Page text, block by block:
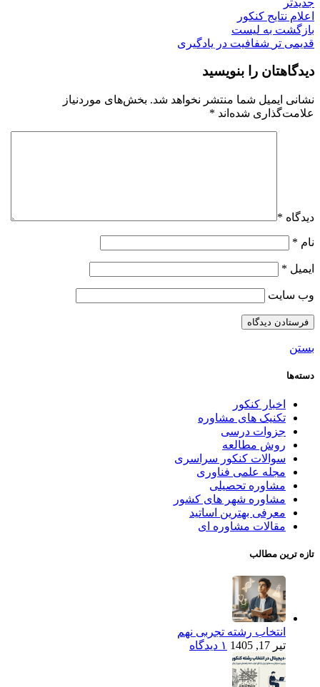
جدیدتر
اعلام نتایج کنکور
بازگشت به لیست
قدیمی تر شفافیت در یادگیری
دیدگاهتان را بنویسید
نشانی ایمیل شما منتشر نخواهد شد. بخش‌های موردنیاز
علامت‌گذاری شده‌اند *
دیدگاه *
نام *
ایمیل *
وب‌ سایت
بستن
دسته‌ها
اخبار کنکور
تکنیک های مشاوره
جزوات درسی
روش مطالعه
سوالات کنکور سراسری
مجله علمی فناوری
مشاوره تحصیلی
مشاوره شهر های کشور
معرفی بهترین اساتید
مقالات مشاوره ای
تازه ترین مطالب
انتخاب رشته تجربی نهم
تیر 17, 1405
۱ دیدگاه